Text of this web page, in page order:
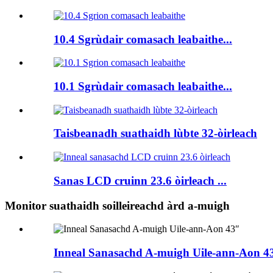
10.4 Sgrùdair comasach leabaithe...
10.1 Sgrùdair comasach leabaithe...
Taisbeanadh suathaidh lùbte 32-òirleach
Sanas LCD cruinn 23.6 òirleach ...
Monitor suathaidh soilleireachd àrd a-muigh
Inneal Sanasachd A-muigh Uile-ann-Aon